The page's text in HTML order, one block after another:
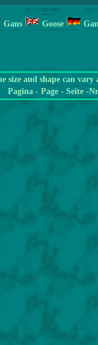
Gans Goose
size and shape can
Pagina - Page - Seite -